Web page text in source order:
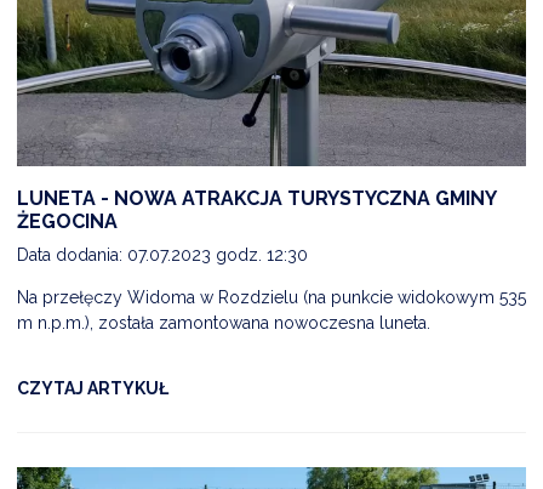
LUNETA - NOWA ATRAKCJA TURYSTYCZNA GMINY
ŻEGOCINA
Data dodania: 07.07.2023 godz. 12:30
Na przełęczy Widoma w Rozdzielu (na punkcie widokowym 535
m n.p.m.), została zamontowana nowoczesna luneta.
CZYTAJ ARTYKUŁ